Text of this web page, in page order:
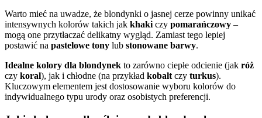
Warto mieć na uwadze, że blondynki o jasnej cerze powinny unikać
intensywnych kolorów takich jak khakiczy pomarańczowy –
mogą one przytłaczać delikatny wygląd. Zamiast tego lepiej
postawić na pastelowe tony lub stonowane barwy.
Idealne kolory dla blondynek to zarówno ciepłe odcienie (jak róż
czy koral), jak i chłodne (na przykład kobaltczy turkus).
Kluczowym elementem jest dostosowanie wyboru kolorów do
indywidualnego typu urody oraz osobistych preferencji.